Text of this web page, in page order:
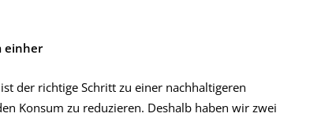
einher
der richtige Schritt zu einer nachhaltigeren
Konsum zu reduzieren. Deshalb haben wir zwei